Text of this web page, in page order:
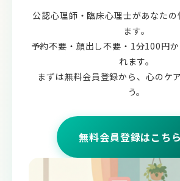
公認心理師・臨床心理士があなた
ます。
予約不要・顔出し不要・1分100円
れます。
まずは無料会員登録から、心のケ
う。
無料会員登録はこちら